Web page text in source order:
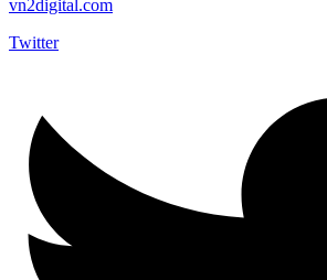
vn2digital.com
Twitter